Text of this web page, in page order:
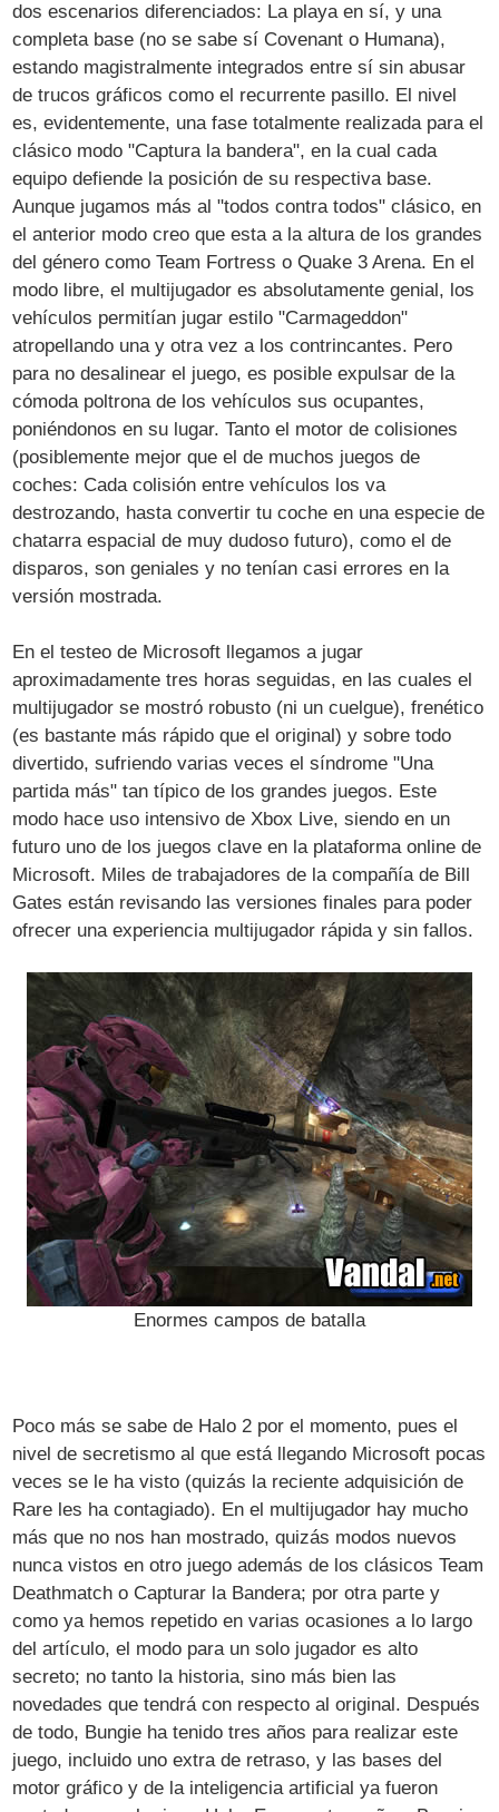
dos escenarios diferenciados: La playa en sí, y una
completa base (no se sabe sí Covenant o Humana),
estando magistralmente integrados entre sí sin abusar
de trucos gráficos como el recurrente pasillo. El nivel
es, evidentemente, una fase totalmente realizada para el
clásico modo "Captura la bandera", en la cual cada
equipo defiende la posición de su respectiva base.
Aunque jugamos más al "todos contra todos" clásico, en
el anterior modo creo que esta a la altura de los grandes
del género como Team Fortress o Quake 3 Arena. En el
modo libre, el multijugador es absolutamente genial, los
vehículos permitían jugar estilo "Carmageddon"
atropellando una y otra vez a los contrincantes. Pero
para no desalinear el juego, es posible expulsar de la
cómoda poltrona de los vehículos sus ocupantes,
poniéndonos en su lugar. Tanto el motor de colisiones
(posiblemente mejor que el de muchos juegos de
coches: Cada colisión entre vehículos los va
destrozando, hasta convertir tu coche en una especie de
chatarra espacial de muy dudoso futuro), como el de
disparos, son geniales y no tenían casi errores en la
versión mostrada.
En el testeo de Microsoft llegamos a jugar
aproximadamente tres horas seguidas, en las cuales el
multijugador se mostró robusto (ni un cuelgue), frenético
(es bastante más rápido que el original) y sobre todo
divertido, sufriendo varias veces el síndrome "Una
partida más" tan típico de los grandes juegos. Este
modo hace uso intensivo de Xbox Live, siendo en un
futuro uno de los juegos clave en la plataforma online de
Microsoft. Miles de trabajadores de la compañía de Bill
Gates están revisando las versiones finales para poder
ofrecer una experiencia multijugador rápida y sin fallos.
Enormes campos de batalla
Poco más se sabe de Halo 2 por el momento, pues el
nivel de secretismo al que está llegando Microsoft pocas
veces se le ha visto (quizás la reciente adquisición de
Rare les ha contagiado). En el multijugador hay mucho
más que no nos han mostrado, quizás modos nuevos
nunca vistos en otro juego además de los clásicos Team
Deathmatch o Capturar la Bandera; por otra parte y
como ya hemos repetido en varias ocasiones a lo largo
del artículo, el modo para un solo jugador es alto
secreto; no tanto la historia, sino más bien las
novedades que tendrá con respecto al original. Después
de todo, Bungie ha tenido tres años para realizar este
juego, incluido uno extra de retraso, y las bases del
motor gráfico y de la inteligencia artificial ya fueron